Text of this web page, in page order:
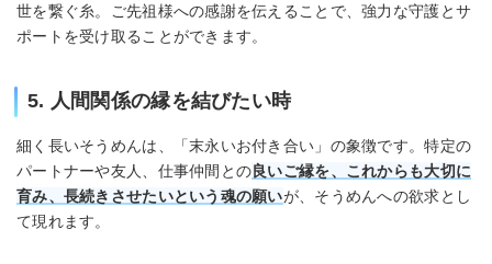
世を繋ぐ糸。ご先祖様への感謝を伝えることで、強力な守護とサ
ポートを受け取ることができます。
5. 人間関係の縁を結びたい時
細く長いそうめんは、「末永いお付き合い」の象徴です。特定の
パートナーや友人、仕事仲間との良いご縁を、これからも大切に
育み、長続きさせたいという魂の願いが、そうめんへの欲求とし
て現れます。